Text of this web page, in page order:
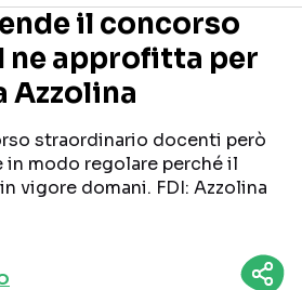
sui social
il concorso
ne approfitta per
Azzolina
straordinario docenti però
modo regolare perché il
vigore domani. FDI: Azzolina